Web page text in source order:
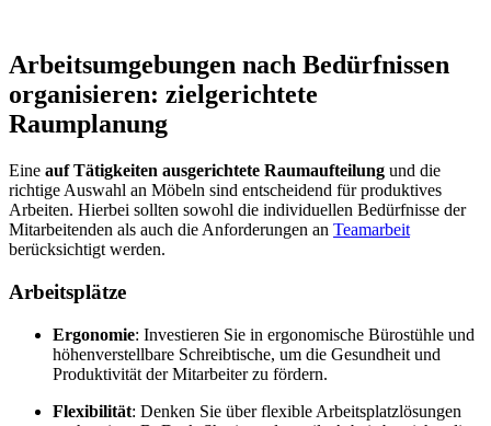
Arbeitsumgebungen nach Bedürfnissen
organisieren: zielgerichtete
Raumplanung
Eine auf Tätigkeiten ausgerichtete Raumaufteilung und die
richtige Auswahl an Möbeln sind entscheidend für produktives
Arbeiten. Hierbei sollten sowohl die individuellen Bedürfnisse der
Mitarbeitenden als auch die Anforderungen an Teamarbeit
berücksichtigt werden.
Arbeitsplätze
Ergonomie: Investieren Sie in ergonomische Bürostühle und
höhenverstellbare Schreibtische, um die Gesundheit und
Produktivität der Mitarbeiter zu fördern.
Flexibilität: Denken Sie über flexible Arbeitsplatzlösungen